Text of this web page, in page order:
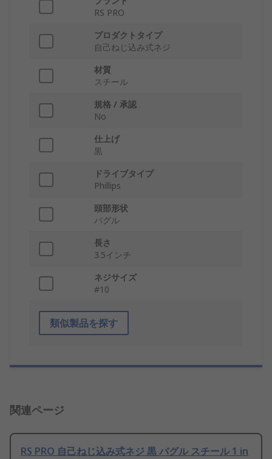
RS PRO
プロダクトタイプ
自己ねじ込み式ネジ
材質
スチール
規格 / 承認
No
仕上げ
黒
ドライブタイプ
Phillips
頭部形状
バグル
長さ
3.5インチ
ネジサイズ
#10
類似製品を探す
関連ページ
RS PRO 自己ねじ込み式ネジ 黒 バグル スチール 1 in